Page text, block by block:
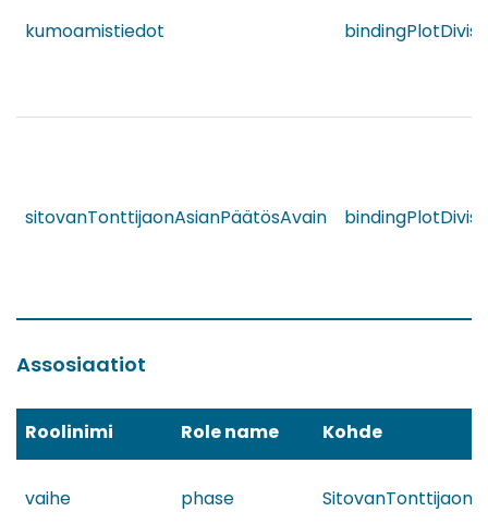
kumoamistiedot
sitovanTonttijaonAsianPäätösAvain
Assosiaatiot
Roolinimi Role name Kohde
vaihe phase